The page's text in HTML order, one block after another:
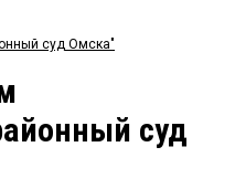
Блоги
суд Омска"
суд